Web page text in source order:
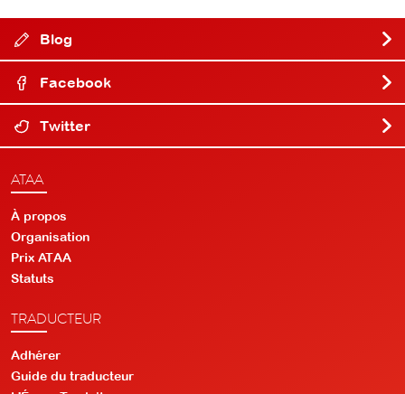
Blog
Facebook
Twitter
ATAA
À propos
Organisation
Prix ATAA
Statuts
TRADUCTEUR
Adhérer
Guide du traducteur